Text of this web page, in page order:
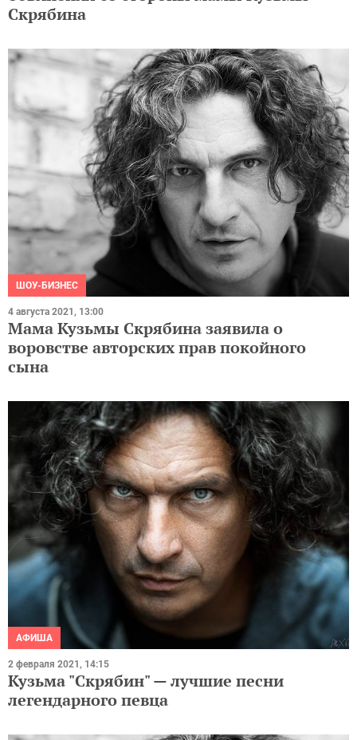
Скрябина
ШОУ-БИЗНЕС
4 августа 2021, 13:00
Мама Кузьмы Скрябина заявила о
воровстве авторских прав покойного
сына
АФИША
2 февраля 2021, 14:15
Кузьма "Скрябин" — лучшие песни
легендарного певца